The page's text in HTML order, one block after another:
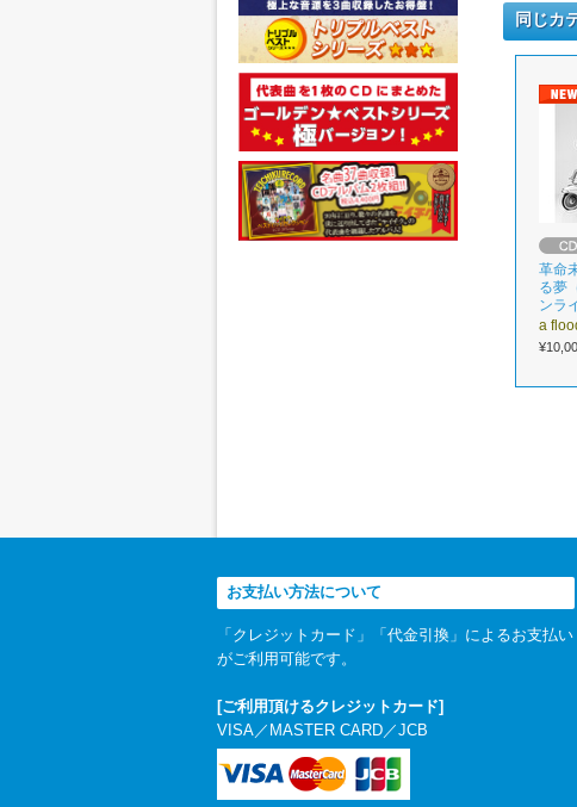
同じカ
革命
る夢
ンラ
a
お支払い方法について
「クレジットカード」「代金引換」によるお支払い
がご利用可能です。
[ご利用頂けるクレジットカード]
VISA／MASTER CARD／JCB